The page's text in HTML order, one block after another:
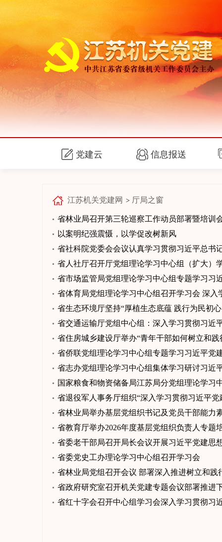
党建云 信息报送
江苏机关党建网 > 厅局之窗
省林业局召开第三轮巡察工作动员部署暨培训
以案明纪强震慑，以学促改树新风
省社科院党委会会议认真学习贯彻习近平总书
省人社厅召开厅党组理论学习中心组（扩大）
省市场监管局党组理论学习中心组专题学习习
省体育局党组理论学习中心组召开学习会 深入
省生态环境厅坚持“厚植生态底蕴 践行为民初
省交通运输厅党组中心组：深入学习贯彻习近
省住房城乡建设厅举办“青年干部如何树立和
省侨联党组理论学习中心组专题学习习近平党
省志办党组理论学习中心组集体学习研讨习近
国家粮食和物资储备局江苏局分党组理论学习
省退役军人事务厅组织“深入学习贯彻习近平
省林业局举办基层党组织书记及党员干部能力
省教育厅举办2026年度基层党组织负责人专题
省委老干部局召开局长会议开展习近平党建思
省委党史工办理论学习中心组召开学习会
省林业局党组召开会议 部署深入推进树立和践
省政府研究室召开机关党建专题会议部署推进
省红十字会召开中心组学习会深入学习贯彻习